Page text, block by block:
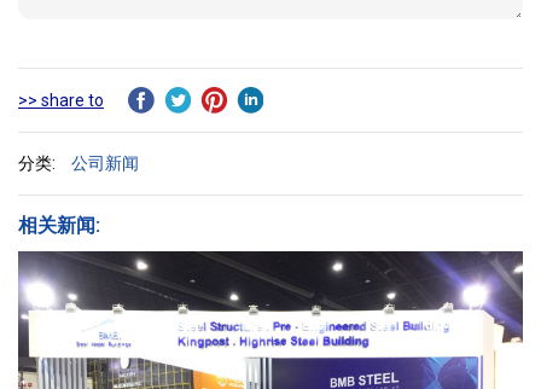
>> share to
分类: 公司新闻
相关新闻: